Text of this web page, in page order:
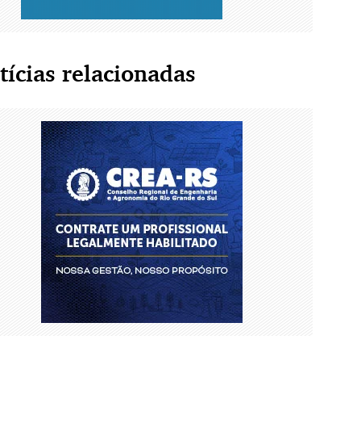
relacionadas